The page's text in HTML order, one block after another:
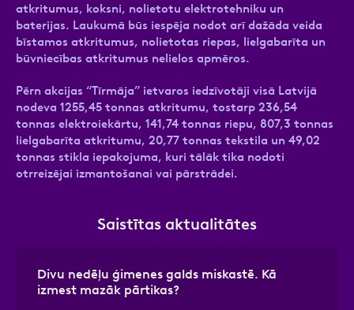
atkritumus, koksni, nolietotu elektrotehniku un
baterijas. Laukumā būs iespēja nodot arī dažāda veida
bīstamos atkritumus, nolietotas riepas, lielgabarīta un
būvniecības atkritumus nelielos apmēros.
Pērn akcijas “Tīrmāja” ietvaros iedzīvotāji visā Latvijā
nodeva 1255,45 tonnas atkritumu, tostarp 236,54
tonnas elektroiekārtu, 141,74 tonnas riepu, 807,3 tonnas
lielgabarīta atkritumu, 20,77 tonnas tekstila un 49,02
tonnas stikla iepakojuma, kuri tālāk tika nodoti
otrreizējai izmantošanai vai pārstrādei.
Saistītas aktualitātes
Divu nedēļu ģimenes galds miskastē. Kā
izmest mazāk pārtikas?